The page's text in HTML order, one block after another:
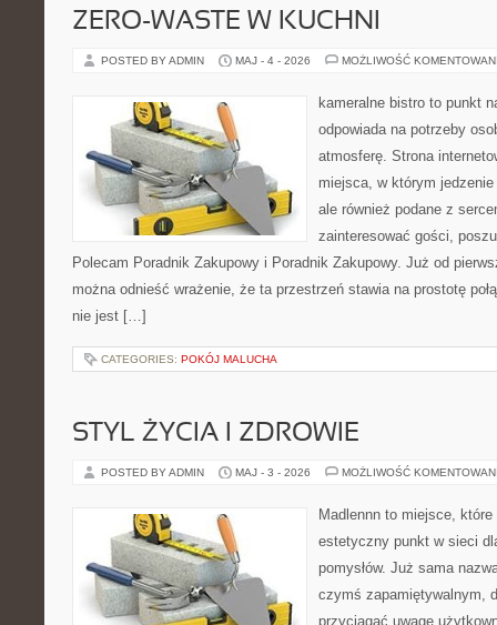
ZERO-WASTE W KUCHNI
POSTED BY ADMIN MAJ - 4 - 2026 MOŻLIWOŚĆ
kameralne bistro to punkt
odpowiada na potrzeby
atmosferę. Strona
miejsca, w którym
ale również podane z
zainteresować gości,
Polecam Poradnik Zakupowy i Poradnik Zakupowy. Już od
można odnieść wrażenie, że ta przestrzeń stawia na prostotę
nie jest […]
CATEGORIES: POKÓJ MALUCHA
STYL ŻYCIA I ZDROWIE
POSTED BY ADMIN MAJ - 3 - 2026 MOŻLIWOŚĆ
Madlennn to miejsce,
estetyczny punkt w sieci
pomysłów. Już sama
czymś zapamiętywalnym,
przyciągać uwagę